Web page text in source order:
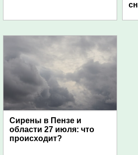
Сирены в Пензе и
области 27 июля: что
происходит?